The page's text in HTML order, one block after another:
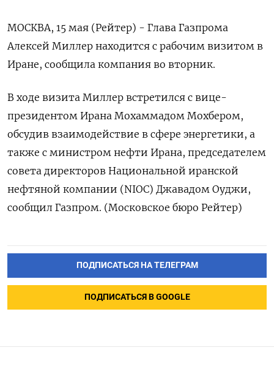
МОСКВА, 15 мая (Рейтер) - Глава Газпрома
Алексей Миллер находится с рабочим визитом в
Иране, сообщила компания во вторник.
В ходе визита Миллер встретился с вице-
президентом Ирана Мохаммадом Мохбером,
обсудив взаимодействие в сфере энергетики, а
также с министром нефти Ирана, председателем
совета директоров Национальной иранской
нефтяной компании (NIOC) Джавадом Оуджи,
сообщил Газпром. (Московское бюро Рейтер)
ПОДПИСАТЬСЯ НА ТЕЛЕГРАМ
ПОДПИСАТЬСЯ В GOOGLE